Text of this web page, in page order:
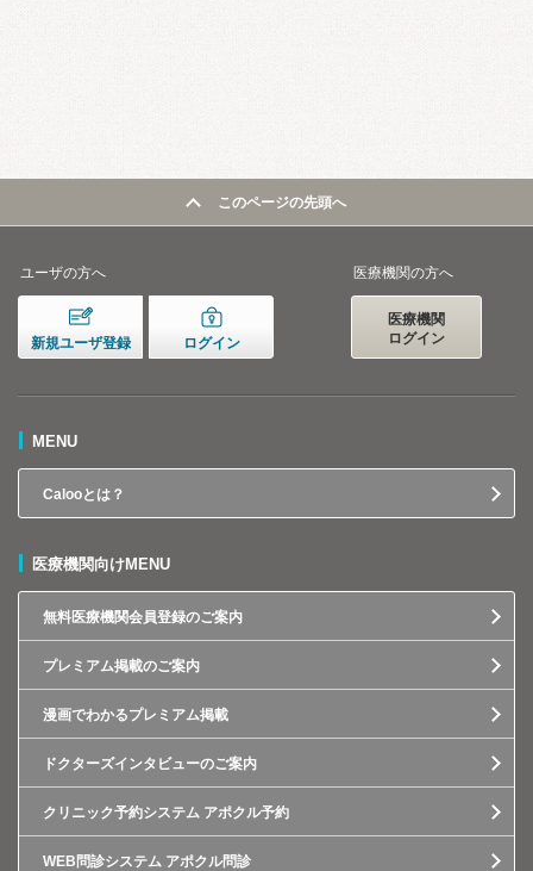
このページの先頭へ
ユーザの方へ
新規ユーザ登録 ログイン
医療機関の方へ
医療機関
ログイン
MENU
Calooとは？
医療機関向けMENU
無料医療機関会員登録のご案内
プレミアム掲載のご案内
漫画でわかるプレミアム掲載
ドクターズインタビューのご案内
クリニック予約システム アポクル予約
WEB問診システム アポクル問診